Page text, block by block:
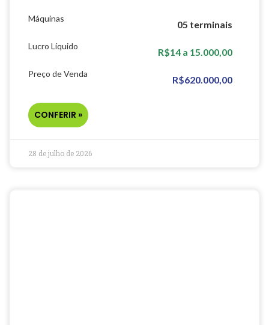
Máquinas
05 terminais
Lucro Líquido
R$14 a 15.000,00
Preço de Venda
R$620.000,00
CONFERIR »
28 de julho de 2026